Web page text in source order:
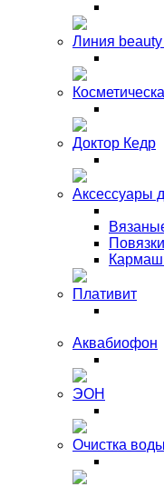
Линия
Доктор Кедр
Аксессуары
Плативит
Аквабиофон
ЭОН
Очистка